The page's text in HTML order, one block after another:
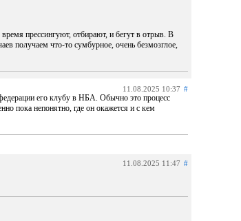
прессингуют, отбирают, и бегут в отрыв. В
получаем что-то сумбурное, очень безмозглое,
11.08.2025 10:37 #
его клубу в НБА. Обычно это процесс
пока непонятно, где он окажется и с кем
11.08.2025 11:47 #